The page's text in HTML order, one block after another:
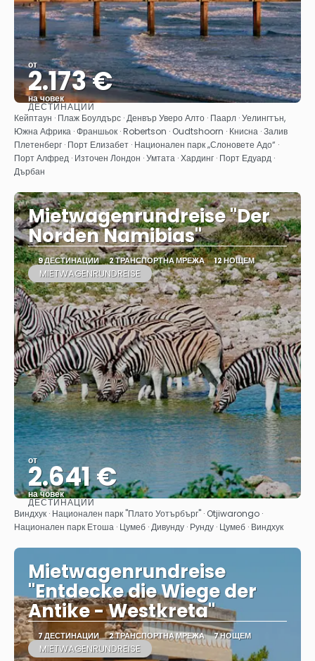
от
2.173 €
на човек
Вижте
ДЕСТИНАЦИИ
Кейптаун · Плаж Боулдърс · Денвър Уверо Алто · Паарл · Уелингтън,
Южна Африка · Франшьок · Robertson · Oudtshoorn · Книсна · Залив
Плетенберг · Порт Елизабет · Национален парк „Слоновете Адо“ ·
Порт Алфред · Източен Лондон · Умтата · Хардинг · Порт Едуард ·
Дърбан
Mietwagenrundreise "Der
Norden Namibias"
9 ДЕСТИНАЦИИ 2 ТРАНСПОРТНА МРЕЖА 12 НОЩЕМ
MIETWAGENRUNDREISE
от
2.641 €
на човек
Вижте
ДЕСТИНАЦИИ
Виндхук · Национален парк "Плато Уотърбърг" · Otjiwarongo ·
Национален парк Етоша · Цумеб · Дивунду · Рунду · Цумеб · Виндхук
Mietwagenrundreise
"Entdecke die Wiege der
Antike - Westkreta"
7 ДЕСТИНАЦИИ 2 ТРАНСПОРТНА МРЕЖА 7 НОЩЕМ
MIETWAGENRUNDREISE